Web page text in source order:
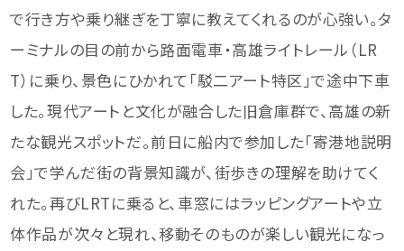
で行き方や乗り継ぎを丁寧に教えてくれるのが心強い。タ
ーミナルの目の前から路面電車・高雄ライトレール（LR
T）に乗り、景色にひかれて「駁二アート特区」で途中下車
した。現代アートと文化が融合した旧倉庫群で、高雄の新
たな観光スポットだ。前日に船内で参加した「寄港地説明
会」で学んだ街の背景知識が、街歩きの理解を助けてく
れた。再びLRTに乗ると、車窓にはラッピングアートや立
体作品が次々と現れ、移動そのものが楽しい観光になっ